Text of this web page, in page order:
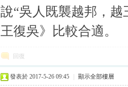
說“吳人既襲越邦，
王復吳》比較合適。
回復
發表於 2017-5-26 09:45 顯示全部樓層